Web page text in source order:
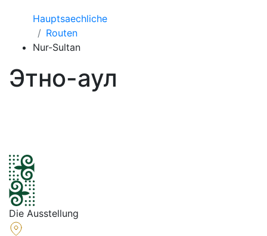
Hauptsaechliche
Routen
Nur-Sultan
Этно-аул
Die Ausstellung